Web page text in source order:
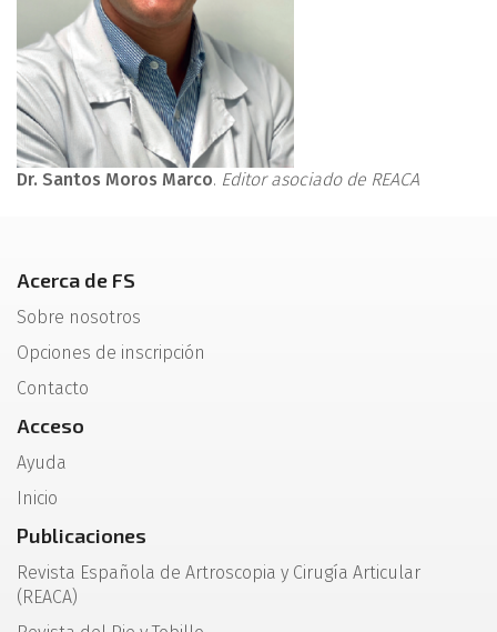
Dr. Santos Moros Marco. Editor asociado de REACA
Acerca de FS
Sobre nosotros
Opciones de inscripción
Contacto
Acceso
Ayuda
Inicio
Publicaciones
Revista Española de Artroscopia y Cirugía Articular
(REACA)